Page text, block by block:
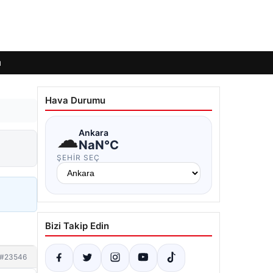
#23546
Hava Durumu
☁Ankara
NaN°C
ŞEHIR SEÇ
Bizi Takip Edin